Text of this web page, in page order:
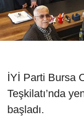
İYİ Parti Bursa
Teşkilatı’nda
başladı.